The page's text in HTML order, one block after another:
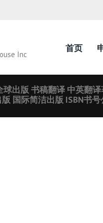
Inc
首页
出版 书稿翻译 中英翻
国际简洁出版 ISBN书